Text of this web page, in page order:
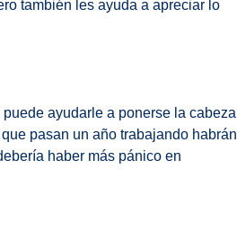
también les ayuda a apreciar lo
ayudarle a ponerse la cabeza
pasan un año trabajando habrán
haber más pánico en